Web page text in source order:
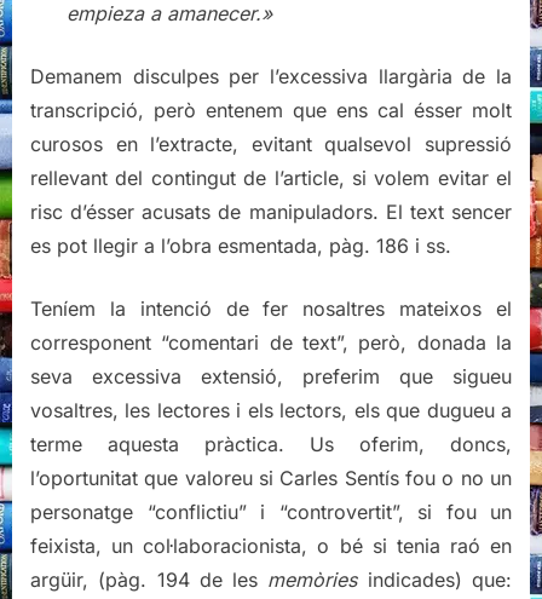
empieza a amanecer.»
Demanem disculpes per l’excessiva llargària de la
transcripció, però entenem que ens cal ésser molt
curosos en l’extracte, evitant qualsevol supressió
rellevant del contingut de l’article, si volem evitar el
risc d’ésser acusats de manipuladors. El text sencer
es pot llegir a l’obra esmentada, pàg. 186 i ss.
Teníem la intenció de fer nosaltres mateixos el
corresponent “comentari de text”, però, donada la
seva excessiva extensió, preferim que sigueu
vosaltres, les lectores i els lectors, els que dugueu a
terme aquesta pràctica. Us oferim, doncs,
l’oportunitat que valoreu si Carles Sentís fou o no un
personatge “conflictiu” i “controvertit”, si fou un
feixista, un col·laboracionista, o bé si tenia raó en
argüir, (pàg. 194 de les memòriesindicades) que: